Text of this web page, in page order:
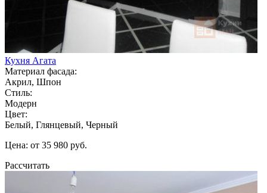
Кухня Агата
Материал фасада:
Акрил, Шпон
Стиль:
Модерн
Цвет:
Белый, Глянцевый, Черный
Цена: от 35 980 руб.
Рассчитать